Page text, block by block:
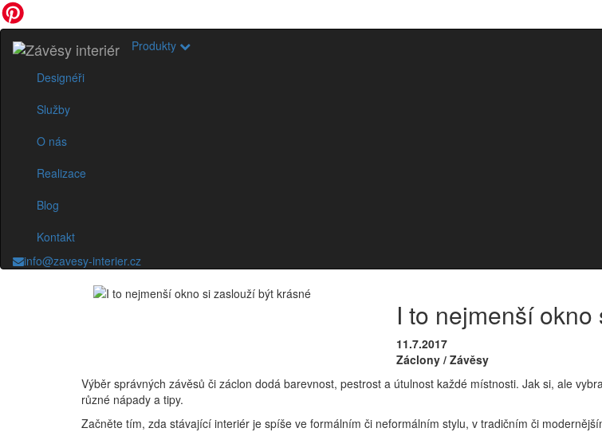
Produkty
Designéři
Služby
O nás
Realizace
Blog
Kontakt
info@zavesy-interier.cz
I to nejmenší
11.7.2017
Záclony / Závěsy
Výběr správných závěsů či záclon dodá barevnost, pestrost a útulnost každé místnosti. Jak si, ale
různé nápady a tipy.
Začněte tím, zda stávající interiér je spíše ve formálním či neformálním stylu, v tradičním či